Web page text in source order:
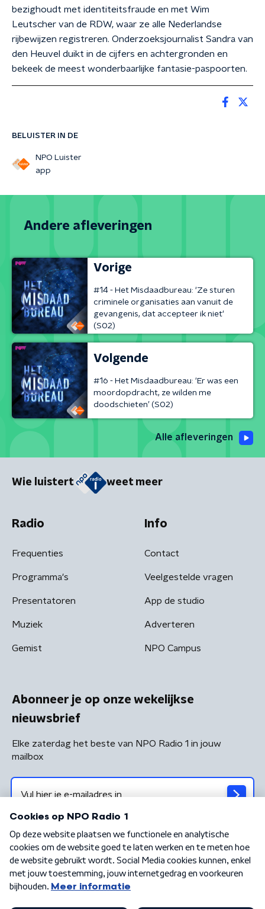
BELUISTER IN DE
NPO Luister
app
bezighoudt met identiteitsfraude en met Wim
Leutscher van de RDW, waar ze alle Nederlandse
rijbewijzen registreren. Onderzoeksjournalist Sandra van
den Heuvel duikt in de cijfers en achtergronden en
bekeek de meest wonderbaarlijke fantasie-paspoorten.
Andere afleveringen
Vorige
#14 - Het Misdaadbureau: 'Ze sturen
criminele organisaties aan vanuit de
gevangenis, dat accepteer ik niet'
(S02)
Volgende
#16 - Het Misdaadbureau: ‘Er was een
moordopdracht, ze wilden me
doodschieten’ (S02)
Alle afleveringen
Wie luistert weet meer
Radio
Frequenties
Programma's
Presentatoren
Muziek
Gemist
Info
Contact
Veelgestelde vragen
App de studio
Adverteren
NPO Campus
Abonneer je op onze wekelijkse
nieuwsbrief
Elke zaterdag het beste van NPO Radio 1 in jouw
mailbox
Algemene voorwaarden